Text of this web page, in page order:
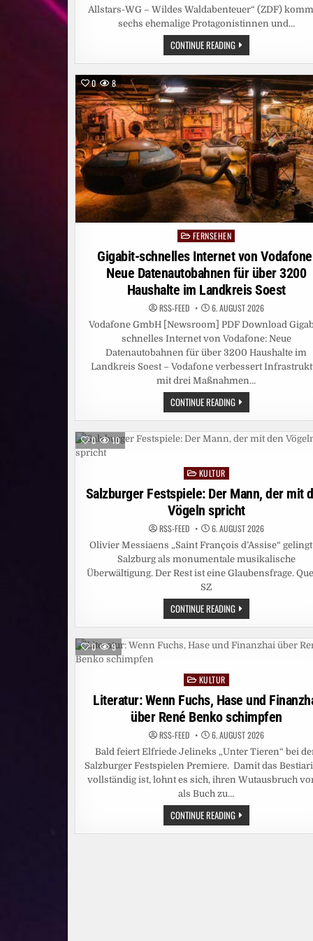
Allstars-WG – Wildes Waldabenteuer“ (ZDF)
sechs ehemalige Protagonistinnen und…
CONTINUE READING„DIE
ALLSTARS-
WG
–
WILDES
WALDABENTEUER“
AB
SOFORT
BEI
KIKA
/
DOKU-
PREMIERE
ZEIGT
OUTDOOR-
ACTION
UND
WG-
ALLTAG
OHNE
ELTERN
0 8
PostedFERNSEHEN
Gigabit-schnelles Internet von
Neue Datenautobahnen für über 3200
Haushalte im Landkreis Soest
RSS-FEED 6. AUGUST 2026
Vodafone GmbH [Newsroom] PDF Download
schnelles Internet von Vodafone: Neue
Datenautobahnen für über 3200 Haushalte im
Landkreis Soest – Vodafone verbessert
mit drei Maßnahmen…
CONTINUE READINGGIGABIT-
SCHNELLES
INTERNET
VODAFONE:
NEUE
HAUSHALTE
IM
LANDKREIS
SOEST
0 10
Posted
in
KULTUR
Salzburger Festspiele: Der Mann, der mit
Vögeln spricht
RSS-FEED 6. AUGUST 2026
Olivier Messiaens „Saint François d’Assise“
Salzburg als monumentale musikalische
Überwältigung. Der Rest ist eine Glaubensfrage.
SZ
CONTINUE READINGSALZBURGER
FESTSPIELE:
DER
DER
MIT
0 9
Posted
in
KULTUR
Literatur: Wenn Fuchs, Hase und
über René Benko schimpfen
RSS-FEED 6. AUGUST 2026
Bald feiert Elfriede Jelineks „Unter Tieren“ bei
Salzburger Festspielen Premiere. Damit das
vollständig ist, lohnt es sich, ihren Wutausbruch
als Buch zu…
CONTINUE READINGLITERATUR:
WENN
FUCHS,